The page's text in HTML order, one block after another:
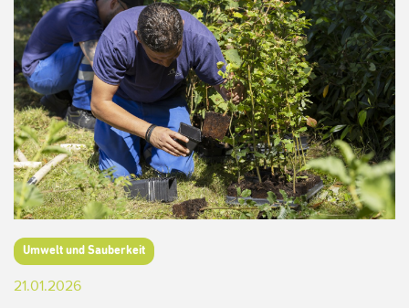
Umwelt und Sauberkeit
21.01.2026